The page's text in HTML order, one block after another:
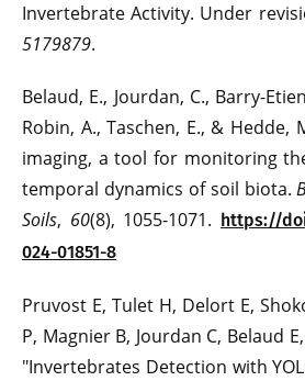
Invertebrate Activity. Under
5179879.
Belaud, E., Jourdan, C., Barry-
Robin, A., Taschen, E., & Hedde,
imaging, a tool for monitoring
temporal dynamics of soil biota.
Soils, 60(8), 1055-1071.
https://
024-01851-8
Pruvost E, Tulet H, Delort E,
P, Magnier B, Jourdan C, Belaud
"Invertebrates Detection with